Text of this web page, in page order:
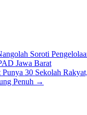
Soroti
Jawa Barat
Punya 30 Sekolah
Penuh →